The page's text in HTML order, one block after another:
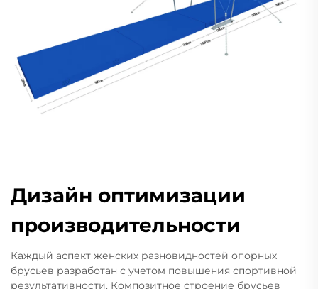
Дизайн оптимизации
производительности
Каждый аспект женских разновидностей опорных
брусьев разработан с учетом повышения спортивной
результативности. Композитное строение брусьев